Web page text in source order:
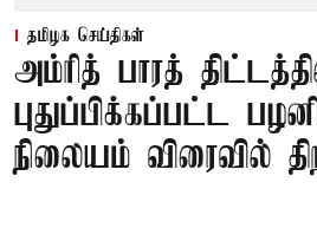
தமிழக செய்திகள்
அம்ரித் பாரத்
புதுப்பிக்கப்பட்ட
நிலையம் விரைவில்